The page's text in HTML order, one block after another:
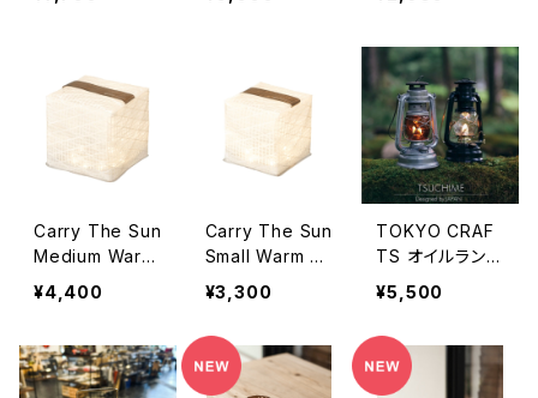
S【Red】
Carry The Sun
Medium Warm
Light / Black B
¥4,400
Carry The Sun
Small Warm Li
ght / Black Be
¥3,300
TOKYO CRAF
TS オイルランタ
ングローブ槌目
アンバー
¥5,500